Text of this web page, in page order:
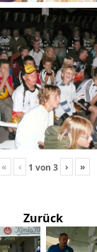
« ‹ 1 von 3 › »
Zurück